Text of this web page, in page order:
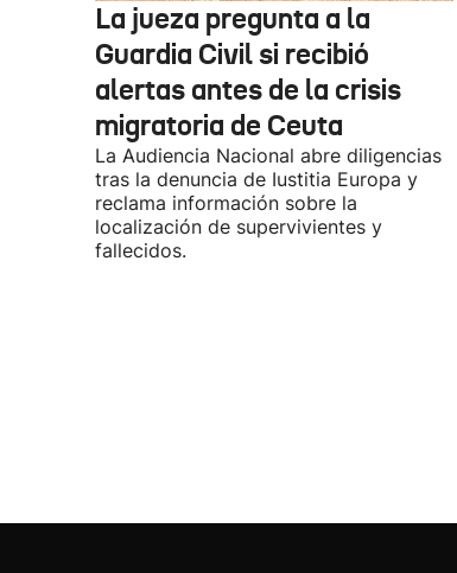
La jueza pregunta a la
Guardia Civil si recibió
alertas antes de la crisis
migratoria de Ceuta
La Audiencia Nacional abre diligencias
tras la denuncia de Iustitia Europa y
reclama información sobre la
localización de supervivientes y
fallecidos.